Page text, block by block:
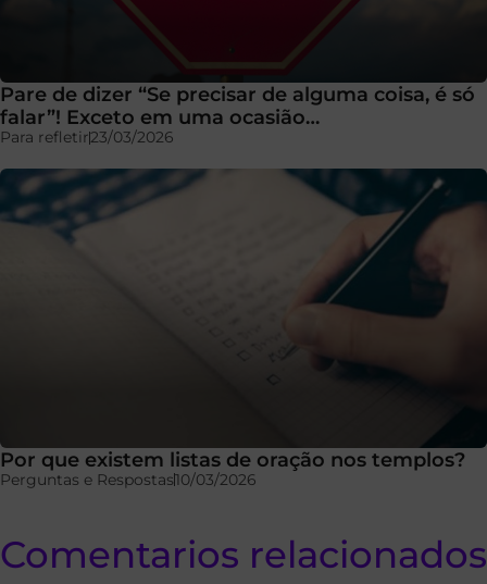
Pare de dizer “Se precisar de alguma coisa, é só
falar”! Exceto em uma ocasião…
Para refletir23/03/2026
Por que existem listas de oração nos templos?
Perguntas e Respostas10/03/2026
Comentarios relacionados